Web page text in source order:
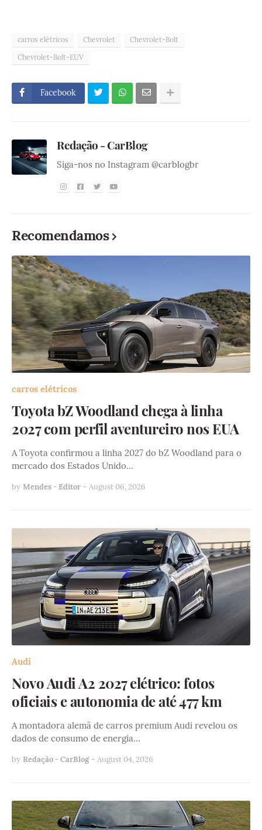
carros elétricos Chevrolet
Chevrolet-Bolt
Chevrolet-Bolt-EUV
Facebook
Redação - CarBlog
Siga-nos no Instagram @carblogbr
Recomendamos
carros elétricos
Toyota bZ Woodland chega à linha
2027 com perfil aventureiro nos EUA
A Toyota confirmou a linha 2027 do bZ Woodland para o
mercado dos Estados Unido…
by Mendes - Editor - August 06, 2026
Audi
Novo Audi A2 2027 elétrico: fotos
oficiais e autonomia de até 477 km
A montadora alemã de carros premium Audi revelou os
dados de consumo de energia…
by Redação - CarBlog - August 04, 2026